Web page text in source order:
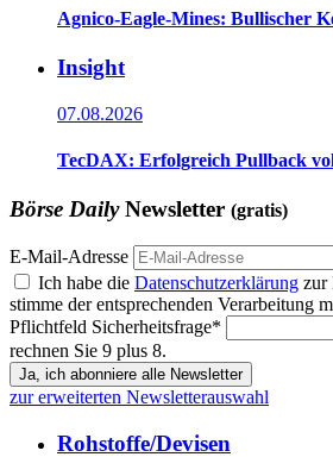
Agnico-Eagle-Mines: Bullischer
Insight
07.08.2026
TecDAX: Erfolgreich Pullback
Börse DailyNewsletter (gratis)
E-Mail-Adresse
Ich habe die Datenschutzerklärung zur
stimme der entsprechenden Verarbeitung
Pflichtfeld Sicherheitsfrage*
rechnen Sie 9 plus 8.
Ja, ich abonniere alle Newsletter
zur erweiterten Newsletterauswahl
Rohstoffe/Devisen